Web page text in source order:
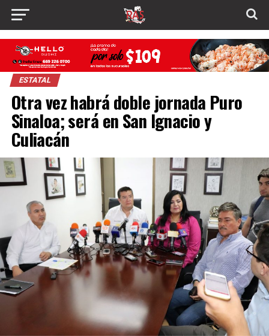
ESTATAL
Otra vez habrá doble jornada Puro
Sinaloa; será en San Ignacio y
Culiacán